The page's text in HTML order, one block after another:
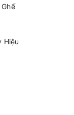
Hiệu